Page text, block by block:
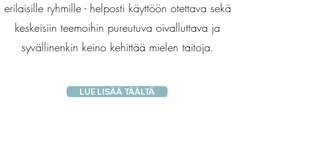
erilaisille ryhmille - helposti käyttöön otettava sekä
keskeisiin teemoihin pureutuva oivalluttava ja
syvällinenkin keino kehittää mielen taitoja.
LUE LISÄÄ TÄÄLTÄ